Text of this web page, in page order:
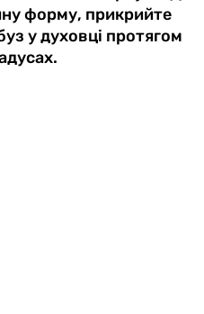
форму, прикрийте
у духовці протягом